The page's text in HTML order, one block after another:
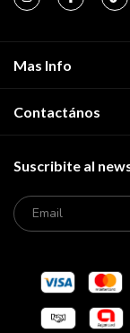
Mas Info
Contactános
Suscribite al